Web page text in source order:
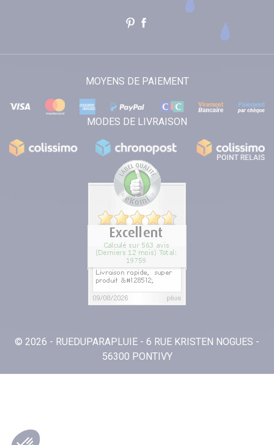
MOYENS DE PAIEMENT
MODES DE LIVRAISON
© 2026 - RUEDUPARAPLUIE - 6 RUE KRISTEN NOGUES -
56300 PONTIVY